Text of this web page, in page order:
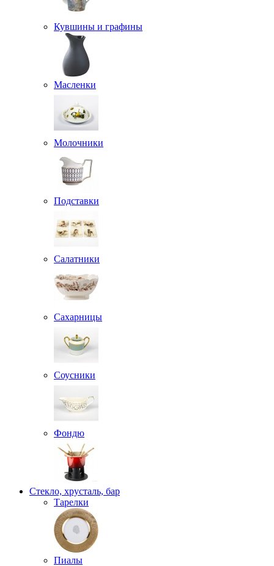
Кувшины и графины
Масленки
Молочники
Подставки
Салатники
Сахарницы
Соусники
Фондю
Стекло, хрусталь, бар
Тарелки
Пиалы